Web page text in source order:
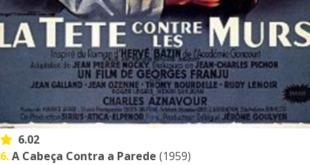
6.02
6.A Cabeça Contra a Parede (1959)